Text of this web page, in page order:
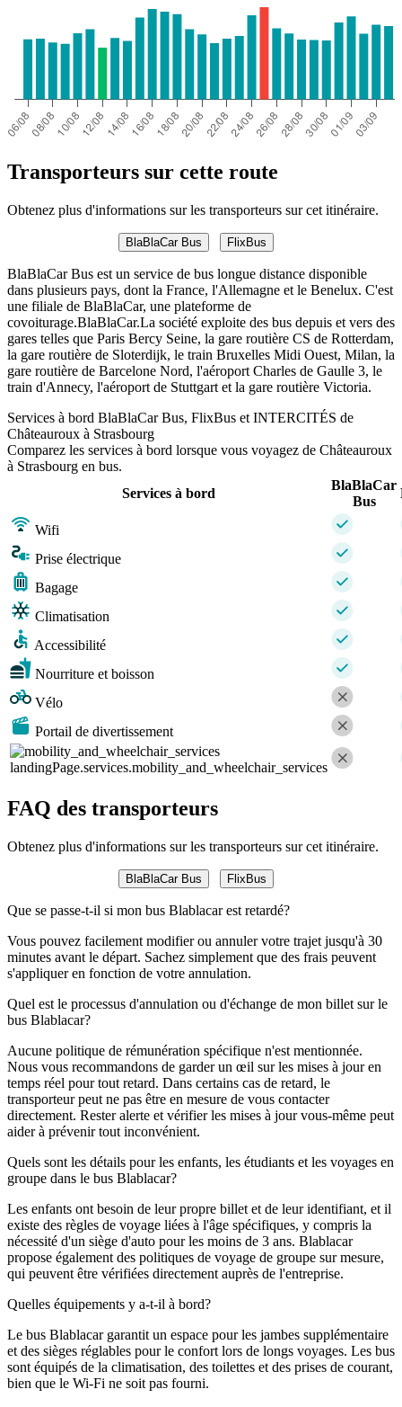
Transporteurs sur cette route
Obtenez plus d'informations sur les transporteurs sur cet itinéraire.
BlaBlaCar Bus FlixBus
BlaBlaCar Bus est un service de bus longue distance disponible
dans plusieurs pays, dont la France, l'Allemagne et le Benelux. C'est
une filiale de BlaBlaCar, une plateforme de
covoiturage.BlaBlaCar.La société exploite des bus depuis et vers des
gares telles que Paris Bercy Seine, la gare routière CS de Rotterdam,
la gare routière de Sloterdijk, le train Bruxelles Midi Ouest, Milan, la
gare routière de Barcelone Nord, l'aéroport Charles de Gaulle 3, le
train d'Annecy, l'aéroport de Stuttgart et la gare routière Victoria.
Services à bord BlaBlaCar Bus, FlixBus et INTERCITÉS de
Châteauroux à Strasbourg
Comparez les services à bord lorsque vous voyagez de Châteauroux
à Strasbourg en bus.
Services à bord
BlaBlaCar
Bus
Wifi
Prise électrique
Bagage
Climatisation
Accessibilité
Nourriture et boisson
Vélo
Portail de divertissement
landingPage.services.mobility_and_wheelchair_services
FAQ des transporteurs
Obtenez plus d'informations sur les transporteurs sur cet itinéraire.
BlaBlaCar Bus FlixBus
Que se passe-t-il si mon bus Blablacar est retardé?
Vous pouvez facilement modifier ou annuler votre trajet jusqu'à 30
minutes avant le départ. Sachez simplement que des frais peuvent
s'appliquer en fonction de votre annulation.
Quel est le processus d'annulation ou d'échange de mon billet sur le
bus Blablacar?
Aucune politique de rémunération spécifique n'est mentionnée.
Nous vous recommandons de garder un œil sur les mises à jour en
temps réel pour tout retard. Dans certains cas de retard, le
transporteur peut ne pas être en mesure de vous contacter
directement. Rester alerte et vérifier les mises à jour vous-même peut
aider à prévenir tout inconvénient.
Quels sont les détails pour les enfants, les étudiants et les voyages en
groupe dans le bus Blablacar?
Les enfants ont besoin de leur propre billet et de leur identifiant, et il
existe des règles de voyage liées à l'âge spécifiques, y compris la
nécessité d'un siège d'auto pour les moins de 3 ans. Blablacar
propose également des politiques de voyage de groupe sur mesure,
qui peuvent être vérifiées directement auprès de l'entreprise.
Quelles équipements y a-t-il à bord?
Le bus Blablacar garantit un espace pour les jambes supplémentaire
et des sièges réglables pour le confort lors de longs voyages. Les bus
sont équipés de la climatisation, des toilettes et des prises de courant,
bien que le Wi-Fi ne soit pas fourni.